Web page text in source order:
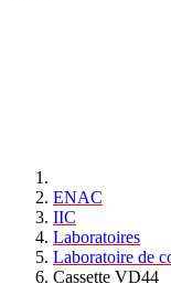
ENAC
IIC
Laboratoires
Laboratoire de
Cassette VD44